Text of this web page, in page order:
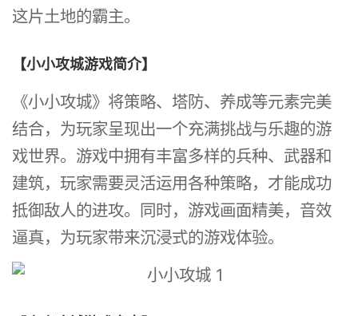
这片土地的霸主。
【小小攻城游戏简介】
《小小攻城》将策略、塔防、养成等元素完美
结合，为玩家呈现出一个充满挑战与乐趣的游
戏世界。游戏中拥有丰富多样的兵种、武器和
建筑，玩家需要灵活运用各种策略，才能成功
抵御敌人的进攻。同时，游戏画面精美，音效
逼真，为玩家带来沉浸式的游戏体验。